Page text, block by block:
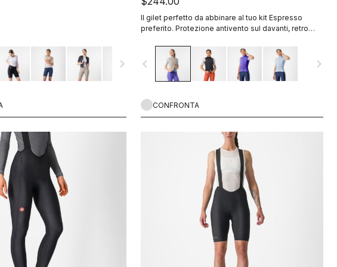
navigate_next
Il gilet perfetto da abbinare al tuo kit Espresso
preferito. Protezione antivento sul davanti, retro
zip a doppia apertura.
navigate_before navigate_next
CONFRONTA